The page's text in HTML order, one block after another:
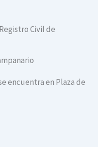
Civil de
encuentra en Plaza de